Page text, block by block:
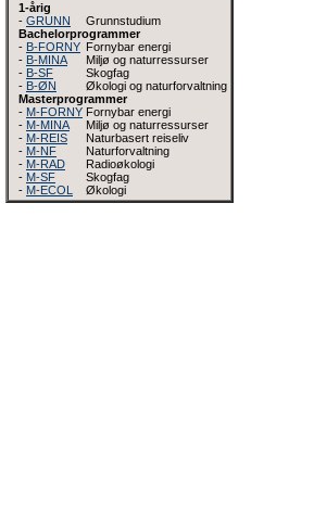
1-årig
- GRUNN
Grunnstudium
Bachelorprogrammer
- B-FORNY Fornybar energi
- B-MINA
Miljø og naturressurser
- B-SF
Skogfag
- B-ØN
Økologi og naturforvaltning
Masterprogrammer
- M-FORNY Fornybar energi
- M-MINA
Miljø og naturressurser
- M-REIS
Naturbasert reiseliv
- M-NF
Naturforvaltning
- M-RAD
Radioøkologi
- M-SF
Skogfag
- M-ECOL Økologi